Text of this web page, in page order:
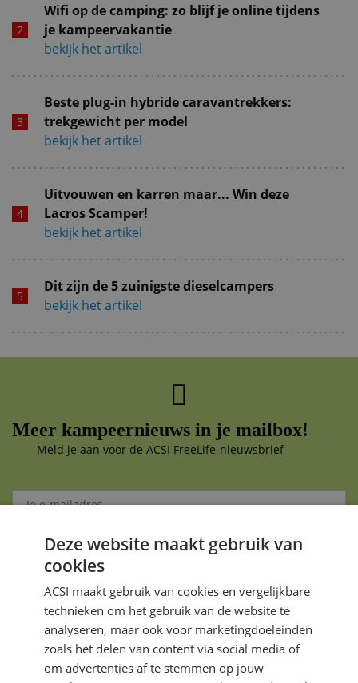
Wifi op de camping: zo blijf je online tijdens
je kampeervakantie
bekijk het artikel
Beste plug-in hybride caravantrekkers:
trekgewicht per model
bekijk het artikel
Uitvouwen en karren maar... Win deze
Lacros Scamper!
bekijk het artikel
Dit zijn de 5 zuinigste dieselcampers
bekijk het artikel
Meer kampeernieuws in je mailbox!
Meld je aan voor de ACSI FreeLife-nieuwsbrief
Aanmelden
Je gegevens zijn veilig en worden niet gedeeld met anderen
Deze website maakt gebruik van
cookies
ACSI maakt gebruik van cookies en vergelijkbare
technieken om het gebruik van de website te
analyseren, maar ook voor marketingdoeleinden
zoals het delen van content via social media of
om advertenties af te stemmen op jouw